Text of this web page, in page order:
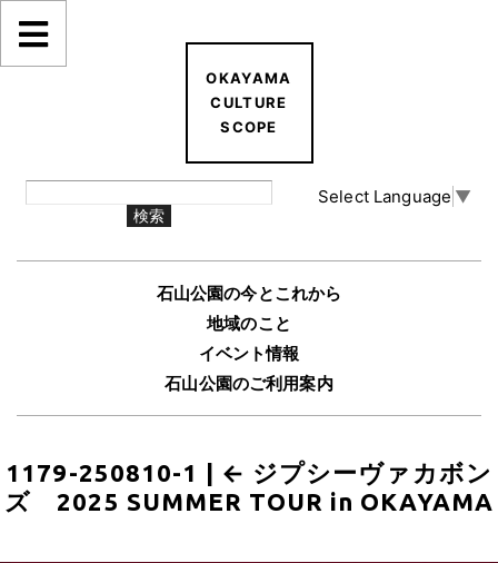
OKAYAMA
CULTURE
SCOPE
Select Language ▼
石山公園の今とこれから
地域のこと
イベント情報
石山公園のご利用案内
1179-250810-1 | ← ジプシーヴァカボン
ズ 2025 SUMMER TOUR in OKAYAMA